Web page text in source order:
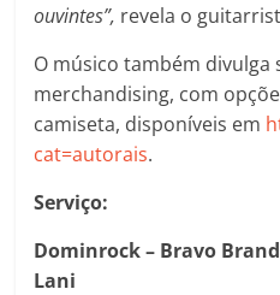
ouvintes”, revela o
O músico também divulga
merchandising, com
camiseta, disponíveis em
cat=autorais.
Serviço:
Dominrock – Bravo
Lani